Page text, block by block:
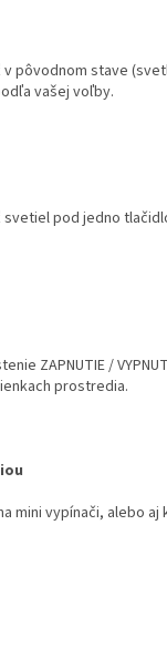
pôvodnom stave
vašej voľby.
pod jedno
ZAPNUTIE /
prostredia.
mini vypínači, alebo